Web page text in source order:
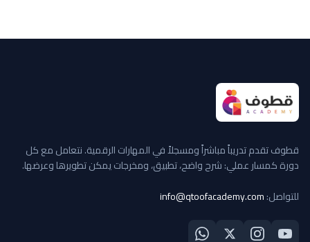
ابدأ بورشة مجانية.
قطوف تقدم تدريباً مباشراً ومسجلاً في المهارات الرقمية. نتعامل مع كل
دورة كمسار عملي: شرح واضح، تطبيق، ومخرجات يمكن تطويرها وعرضها.
للتواصل:info@qtoofacademy.com